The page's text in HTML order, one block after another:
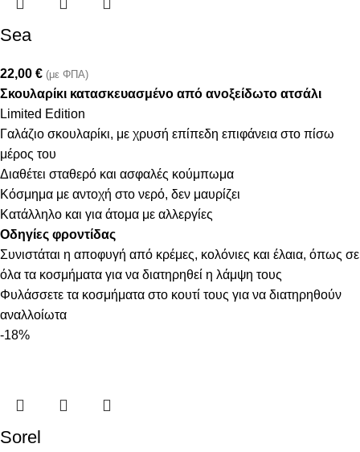
Sea
22,00 € (με ΦΠΑ)
Σκουλαρίκι κατασκευασμένο από ανοξείδωτο ατσάλι
Limited Edition
Γαλάζιο σκουλαρίκι, με χρυσή επίπεδη επιφάνεια στο πίσω
μέρος του
Διαθέτει σταθερό και ασφαλές κούμπωμα
Κόσμημα με αντοχή στο νερό, δεν μαυρίζει
Κατάλληλο και για άτομα με αλλεργίες
Οδηγίες φροντίδας
Συνιστάται η αποφυγή από κρέμες, κολόνιες και έλαια, όπως σε
όλα τα κοσμήματα για να διατηρηθεί η λάμψη τους
Φυλάσσετε τα κοσμήματα στο κουτί τους για να διατηρηθούν
αναλλοίωτα
-18%
Sorel